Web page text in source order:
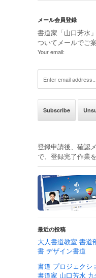
メール会員登録
書道家「山口芳水
ついてメールでご
Your email:
登録申請後、確認
で、登録完了作業
最近の投稿
大人書道教室 書道
書 デザイン書道
書道 プロジェクシ
書道家 山口芳水